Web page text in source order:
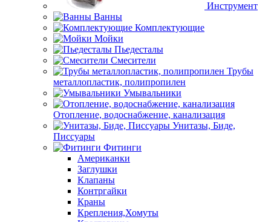
Инструмент
Ванны
Комплектующие
Мойки
Пьедесталы
Смесители
Трубы
металлопластик, полипропилен
Умывальники
Отопление, водоснабжение, канализация
Унитазы, Биде,
Писсуары
Фитинги
Американки
Заглушки
Клапаны
Контргайки
Краны
Крепления,Хомуты